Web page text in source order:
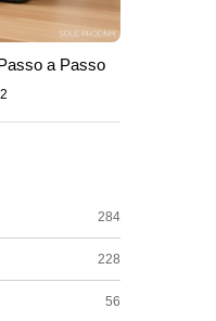
a Passo
284
228
56